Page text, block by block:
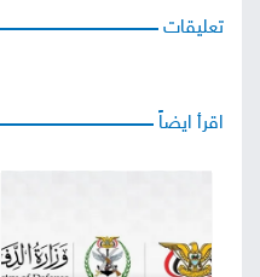
تعليقات
اقرأ ايضاً